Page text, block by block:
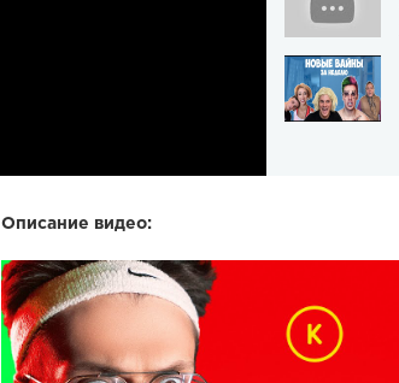
Описание видео: